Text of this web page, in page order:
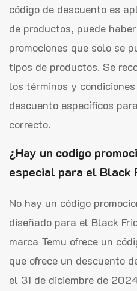
código de descuento es
de productos, puede
promociones que solo se
tipos de productos. Se
los términos y
descuento específicos
correcto.
¿Hay un codigo
especial para el Black
No hay un código
diseñado para el Black
marca Temu ofrece un
que ofrece un descuento
el 31 de diciembre de